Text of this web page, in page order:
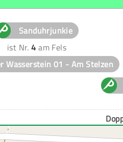
Sanduhrjunkie
ist Nr.4 am Fels
Wasserstein 01 - Am Stelzen